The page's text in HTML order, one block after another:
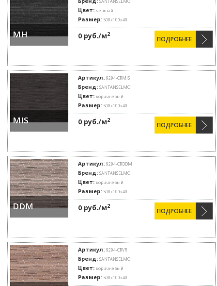
MH
Цвет: черный
Размер: 500х100х40
0 руб./м2
ПОДРОБНЕЕ
MIS
Артикул: 9294-CRMIS
Бренд: SANTANSELMO
Цвет: коричневый
Размер: 500х100х40
0 руб./м2
ПОДРОБНЕЕ
DDM
Артикул: 9294-CRDDM
Бренд: SANTANSELMO
Цвет: коричневый
Размер: 500х100х40
0 руб./м2
ПОДРОБНЕЕ
Артикул: 9294-CRVR
Бренд: SANTANSELMO
Цвет: коричневый
Размер: 500х100х40